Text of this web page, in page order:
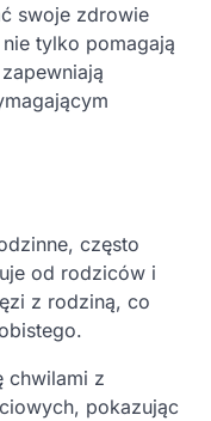
swoje zdrowie
tylko pomagają
często
od rodziców i
z rodziną, co
chwilami z
pokazując